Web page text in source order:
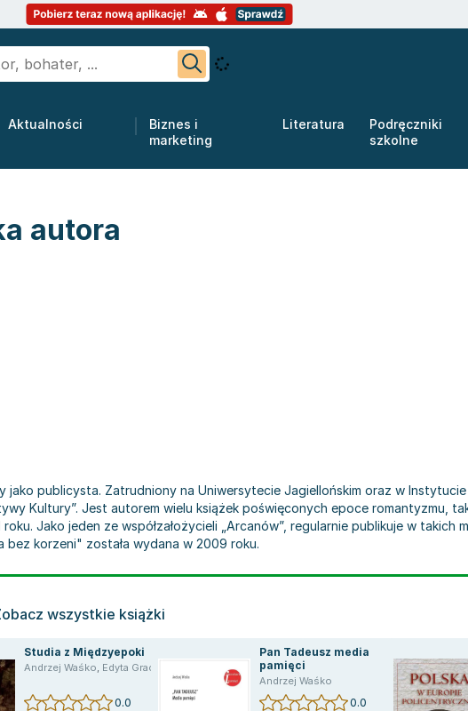
Aktualności
Biznes i
marketing
Literatura
Podręczniki
szkolne
autora
publicysta. Zatrudniony na Uniwersytecie Jagiellońskim oraz w
Kultury”. Jest autorem wielu książek poświęconych epoce romantyzmu,
Jako jeden ze współzałożycieli „Arcanów”, regularnie publikuje w takich
korzeni" została wydana w 2009 roku.
wszystkie książki
zbiorowa
Studia z Międzyepoki
Andrzej Waśko, Edyta Gracz-Chmura opracowanie zbiorowe Tadeusz Budrewicz,
0.0
Pan Tadeusz media
pamięci
Andrzej Waśko
0.0